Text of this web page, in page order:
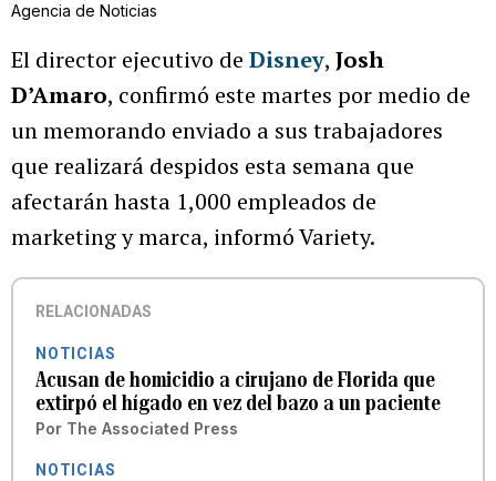
Agencia de Noticias
El director ejecutivo de Disney, Josh
D’Amaro, confirmó este martes por medio de
un memorando enviado a sus trabajadores
que realizará despidos esta semana que
afectarán hasta 1,000 empleados de
marketing y marca, informó Variety.
RELACIONADAS
NOTICIAS
Acusan de homicidio a cirujano de Florida que
extirpó el hígado en vez del bazo a un paciente
Por The Associated Press
NOTICIAS